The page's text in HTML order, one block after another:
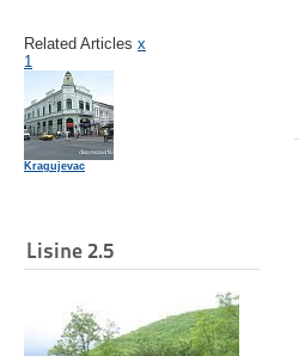
Related Articles x
1
Kragujevac
Lisine 2.5